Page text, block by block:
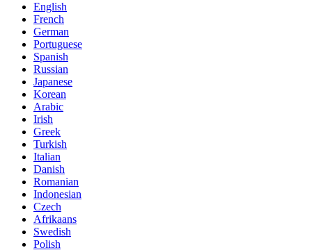
English
French
German
Portuguese
Spanish
Russian
Japanese
Korean
Arabic
Irish
Greek
Turkish
Italian
Danish
Romanian
Indonesian
Czech
Afrikaans
Swedish
Polish